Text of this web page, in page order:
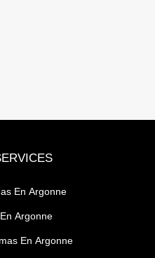
En Argonne
Argonne
En Argonne